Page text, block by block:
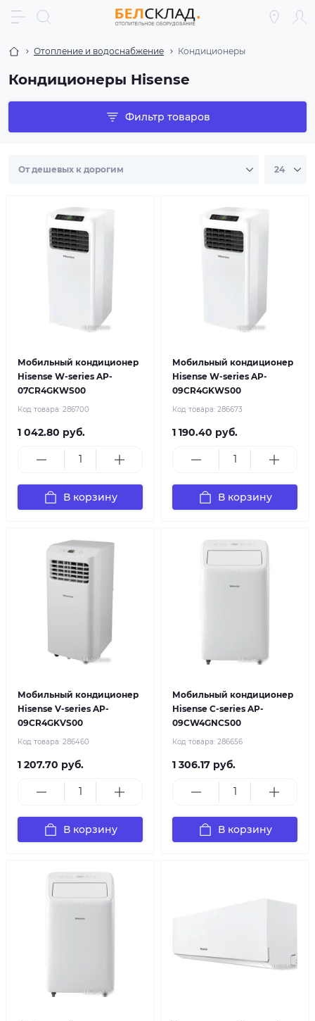
Отопление и водоснабжение Кондиционеры
Кондиционеры Hisense
Фильтр товаров
Мобильный кондиционер
Hisense W-series AP-
07CR4GKWS00
Код товара: 286700
1 042.80 руб.
В корзину
Мобильный кондиционер
Hisense W-series AP-
09CR4GKWS00
Код товара: 286673
1 190.40 руб.
В корзину
Мобильный кондиционер
Hisense V-series AP-
09CR4GKVS00
Код товара: 286460
1 207.70 руб.
В корзину
Мобильный кондиционер
Hisense C-series AP-
09CW4GNCS00
Код товара: 286656
1 306.17 руб.
В корзину